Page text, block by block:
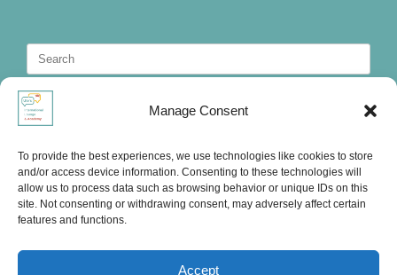
Manage Consent
To provide the best experiences, we use technologies like cookies to store
and/or access device information. Consenting to these technologies will
allow us to process data such as browsing behavior or unique IDs on this
site. Not consenting or withdrawing consent, may adversely affect certain
features and functions.
Accept